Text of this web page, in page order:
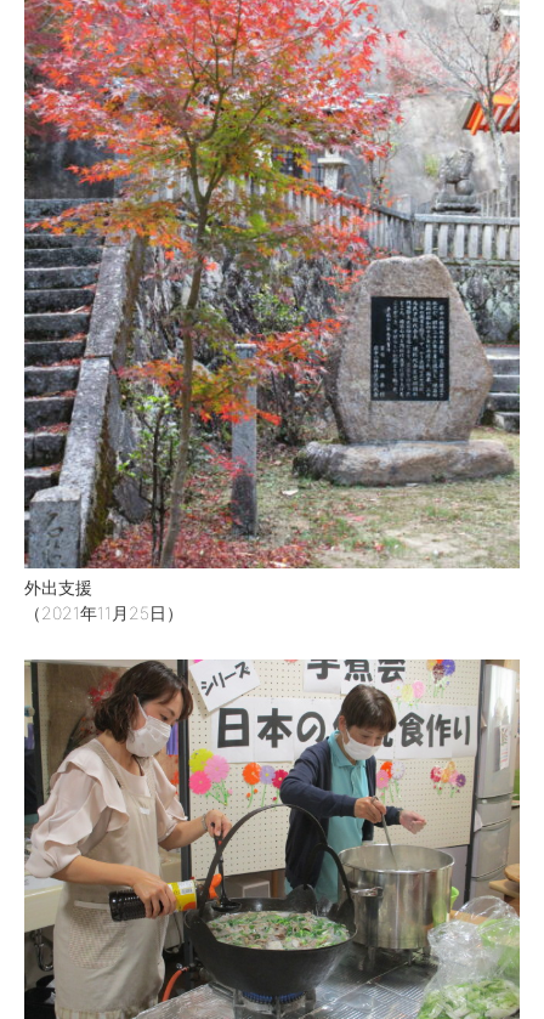
外出支援
（2021年11月25日）